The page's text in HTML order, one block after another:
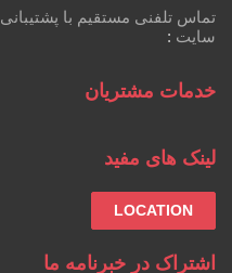
تماس تلفنی مستقیم با پشتیبانی
سایت :
خدمات مشتریان
لینک های مفید
LOCATION
اشتراک در خبرنامه ما